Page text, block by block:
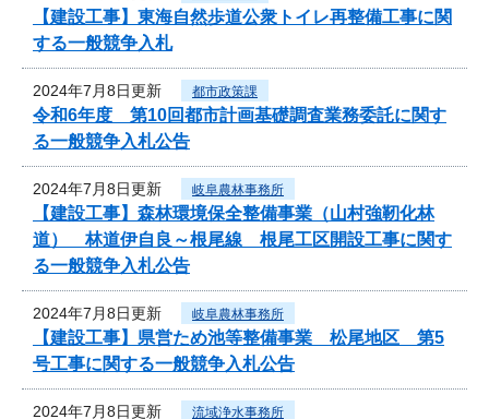
【建設工事】東海自然歩道公衆トイレ再整備工事に関
する一般競争入札
2024年7月8日更新 都市政策課
令和6年度 第10回都市計画基礎調査業務委託に関す
る一般競争入札公告
2024年7月8日更新 岐阜農林事務所
【建設工事】森林環境保全整備事業（山村強靭化林
道） 林道伊自良～根尾線 根尾工区開設工事に関す
る一般競争入札公告
2024年7月8日更新 岐阜農林事務所
【建設工事】県営ため池等整備事業 松尾地区 第5
号工事に関する一般競争入札公告
2024年7月8日更新 流域浄水事務所